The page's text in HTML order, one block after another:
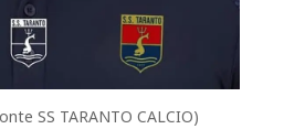
SS TARANTO CALCIO)